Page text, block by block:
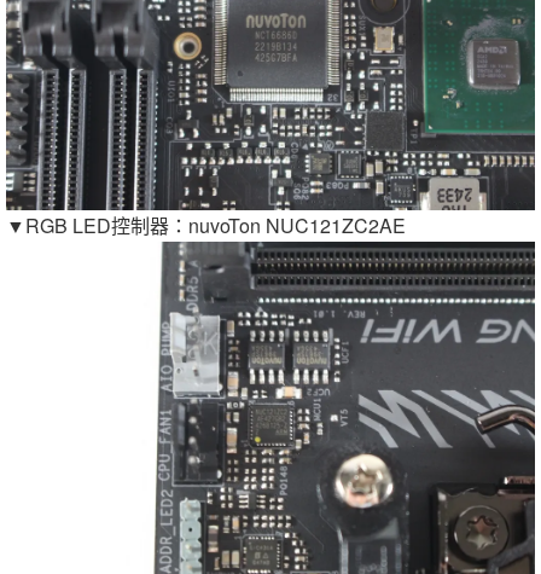
▼RGB LED控制器：nuvoTon NUC121ZC2AE